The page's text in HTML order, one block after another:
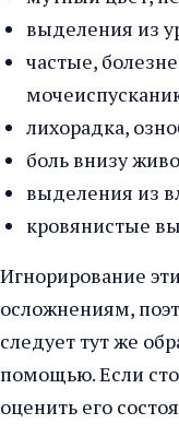
выделения из
частые,
лихорадка,
боль внизу
выделения из
кровянистые
Игнорирование
осложнениям,
следует тут же
помощью. Если
оценить его